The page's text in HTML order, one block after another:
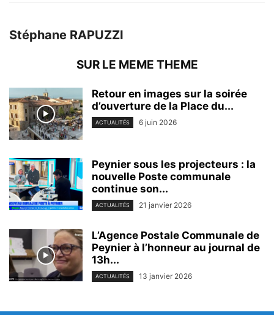
Stéphane RAPUZZI
SUR LE MEME THEME
Retour en images sur la soirée
d’ouverture de la Place du...
ACTUALITÉS 6 juin 2026
Peynier sous les projecteurs : la
nouvelle Poste communale
continue son...
ACTUALITÉS 21 janvier 2026
L’Agence Postale Communale de
Peynier à l’honneur au journal de
13h...
ACTUALITÉS 13 janvier 2026